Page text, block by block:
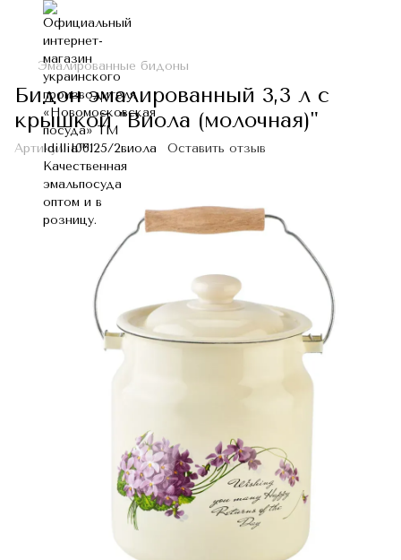
Эмалированные бидоны
Бидон эмалированный 3,3 л с
крышкой "Виола (молочная)"
Артикул:I06125/2виола Оставить отзыв